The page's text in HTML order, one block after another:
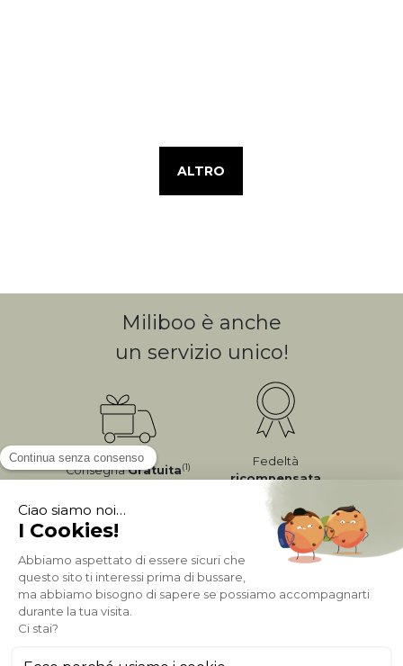
ALTRO
Miliboo è anche
un servizio unico!
ConsegnaGratuita(1)
Fedeltà
ricompensata
Pagamento sicuro